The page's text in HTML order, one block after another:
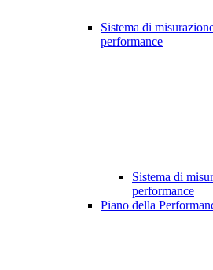
Sistema di
performance
Sistema di
performance
Piano della